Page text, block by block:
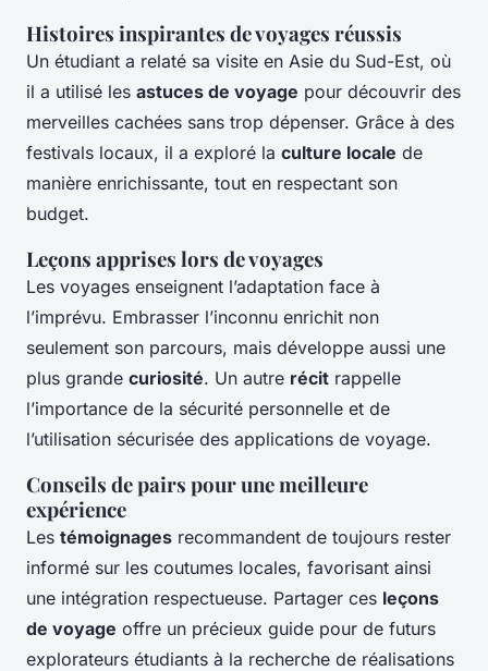
Histoires inspirantes de voyages réussis
Un étudiant a relaté sa visite en Asie du Sud-Est, où
il a utilisé les astuces de voyage pour découvrir des
merveilles cachées sans trop dépenser. Grâce à des
festivals locaux, il a exploré la culture locale de
manière enrichissante, tout en respectant son
budget.
Leçons apprises lors de voyages
Les voyages enseignent l’adaptation face à
l’imprévu. Embrasser l’inconnu enrichit non
seulement son parcours, mais développe aussi une
plus grande curiosité. Un autre récit rappelle
l’importance de la sécurité personnelle et de
l’utilisation sécurisée des applications de voyage.
Conseils de pairs pour une meilleure
expérience
Les témoignages recommandent de toujours rester
informé sur les coutumes locales, favorisant ainsi
une intégration respectueuse. Partager ces leçons
de voyage offre un précieux guide pour de futurs
explorateurs étudiants à la recherche de réalisations